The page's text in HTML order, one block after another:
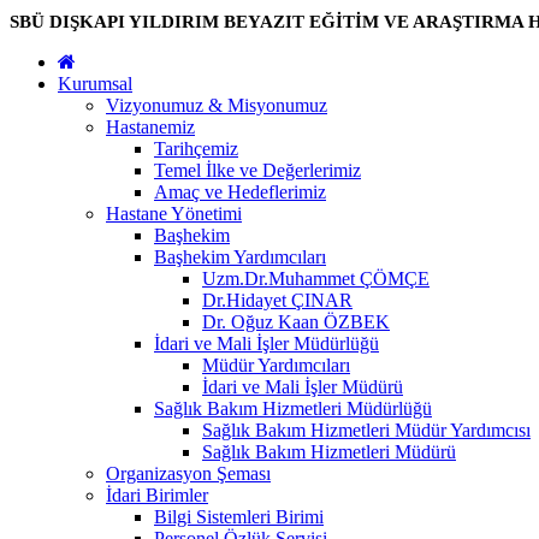
SBÜ DIŞKAPI YILDIRIM BEYAZIT EĞİTİM VE ARAŞTIRMA
Kurumsal
Vizyonumuz & Misyonumuz
Hastanemiz
Tarihçemiz
Temel İlke ve Değerlerimiz
Amaç ve Hedeflerimiz
Hastane Yönetimi
Başhekim
Başhekim Yardımcıları
Uzm.Dr.Muhammet ÇÖMÇE
Dr.Hidayet ÇINAR
Dr. Oğuz Kaan ÖZBEK
İdari ve Mali İşler Müdürlüğü
Müdür Yardımcıları
İdari ve Mali İşler Müdürü
Sağlık Bakım Hizmetleri Müdürlüğü
Sağlık Bakım Hizmetleri Müdür Yardımcısı
Sağlık Bakım Hizmetleri Müdürü
Organizasyon Şeması
İdari Birimler
Bilgi Sistemleri Birimi